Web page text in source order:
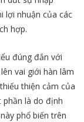
lợi nhuận của các
hợp.
đúng đắn với
vai giới hàn lâm
thiện cảm của
phần là do định
phổ biến trên